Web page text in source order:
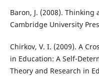
Baron, J. (2008).
Cambridge University
Chirkov, V. I. (2009). A
in Education: A Self-
Theory and Research in